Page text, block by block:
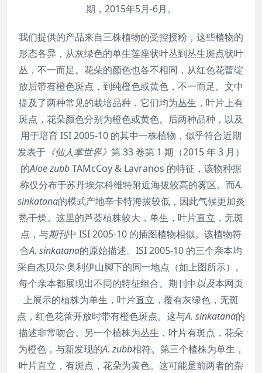
期，2015年5月-6月。
我们提供的产品来自三株植物的受控授粉，这些植物的
形态各异，从灰绿色的单生莲座状叶丛到丛生斑点状叶
丛，不一而足。花朵的颜色也各不相同，从红色花蕾绽
放后带有橙色斑点，到纯橙色或黄色，不一而足。文中
提及了两种常见的栽培品种，它们均为丛生，叶片上有
斑点，花朵颜色分别为橙色或黄色。后两种品种，以及
用于培育 ISI 2005-10 的其中一株植物，似乎符合近期
发表于 《仙人掌世界》 第 33 卷第 1 期（2015 年 3 月）
的Aloe zubbTAMcCoy & Lavranos 的特征，该物种据
称仅分布于苏丹埃尔科维特附近海拔较高的雾区。而A.
sinkatana的模式产地辛卡特海拔较低，因此气候更加炎
热干燥。这里的芦荟植株较大，单生，叶片直立，无斑
点，与期刊中 ISI 2005-10 的插图植物相似。该植物符
合A. sinkatana的原始描述。ISI 2005-10 的三个亲本均
采自杰贝尔·奥利伊山脚下的同一地点（如上图所示）。
每个亲本都展现出不同的特征组合。期刊中以及本网页
上展示的植株为单生，叶片直立，覆有灰绿色，无斑
点，红色花蕾开放时带有橙色斑点。这与A. sinkatana的
描述非常吻合。另一个植株为丛生，叶片有斑点，花朵
为橙色，与新发现的A. zubb相符。第三个植株为单生，
叶片直立，有斑点，花朵为黄色。这可能是前两者的杂